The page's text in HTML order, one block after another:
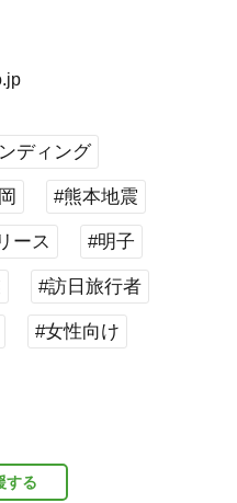
ディング
#熊本地震
ース #明子
#訪日旅行者
#女性向け
する